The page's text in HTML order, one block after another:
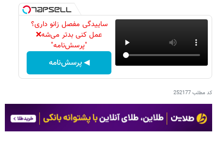
ساییدگی مفصل زانو داری؟
عمل کنی بدتر می‌شه❌
"پرسش‌نامه"
◀ پرسش‌نامه
کد مطلب252177